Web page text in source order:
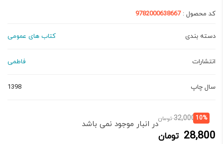
کد محصول :9782000638667
دسته بندی کتاب های عمومی
انتشارات فاطمی
سال چاپ 1398
10%
32,000 تومانقیمت
اصلی:
28,800 تومان
قیمت
فعلی:
28,800 تومان.
در انبار موجود نمی باشد